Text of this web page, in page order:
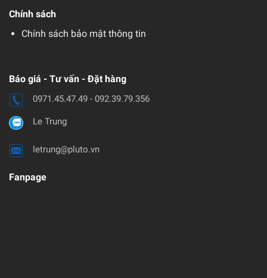
Chính sách
Chính sách bảo mật thông tin
Báo giá - Tư vấn - Đặt hàng
0971.45.47.49 - 092.39.79.356
Le Trung
letrung@pluto.vn
Fanpage